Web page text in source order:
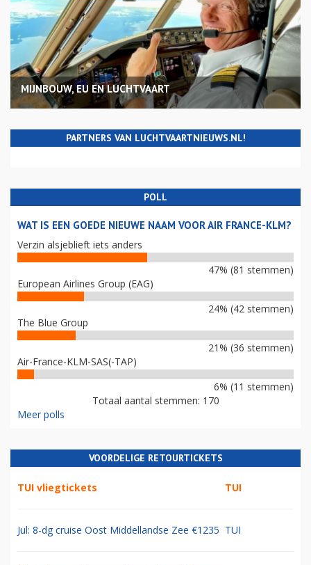
MIJNBOUW, EU EN LUCHTVAART
PARTNERS VAN LUCHTVAARTNIEUWS.NL!
POLL
WAT IS EEN GOEDE NIEUWE NAAM VOOR AIR FRANCE-KLM?
Verzin alsjeblieft iets anders
47% (81 stemmen)
European Airlines Group (EAG)
24% (42 stemmen)
The Blue Group
21% (36 stemmen)
Air-France-KLM-SAS(-TAP)
6% (11 stemmen)
Totaal aantal stemmen: 170
Meer polls
VOORDELIGE RETOURTICKETS
TUI vliegtickets TUI
Jul: 8-dg cruise Oost Middellandse Zee €1235 TUI